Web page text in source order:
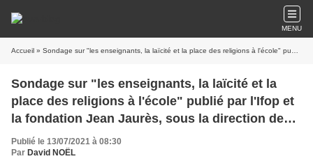
MENU
Accueil » Sondage sur "les enseignants, la laïcité et la place des religions à l'école" publié par l'Ifop et la fondation Jean Jaurès, sous la direction de François Kraus : une étude au service d'une idéologie, au mépris de toute rigueur scientifique
Sondage sur "les enseignants, la laïcité et la
place des religions à l'école" publié par l'Ifop et
la fondation Jean Jaurès, sous la direction de
François Kraus : une étude au service d'une
idéologie, au mépris de toute rigueur
Publié le 13/07/2021 à 08:30
Par David NOËL